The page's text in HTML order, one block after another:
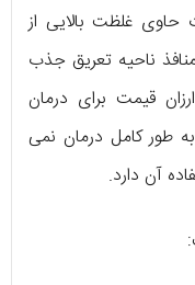
حاوی غلظت بالایی از
ناحیه تعریق جذب
قیمت برای درمان
طور کامل درمان نمی
آن دارد.